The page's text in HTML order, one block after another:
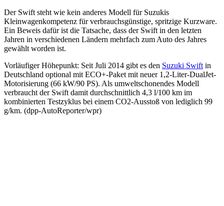
Der Swift steht wie kein anderes Modell für Suzukis
Kleinwagenkompetenz für verbrauchsgünstige, spritzige Kurzware.
Ein Beweis dafür ist die Tatsache, dass der Swift in den letzten
Jahren in verschiedenen Ländern mehrfach zum Auto des Jahres
gewählt worden ist.
Vorläufiger Höhepunkt: Seit Juli 2014 gibt es den Suzuki Swift in
Deutschland optional mit ECO+-Paket mit neuer 1,2-Liter-DualJet-
Motorisierung (66 kW/90 PS). Als umweltschonendes Modell
verbraucht der Swift damit durchschnittlich 4,3 l/100 km im
kombinierten Testzyklus bei einem CO2-Ausstoß von lediglich 99
g/km. (dpp-AutoReporter/wpr)